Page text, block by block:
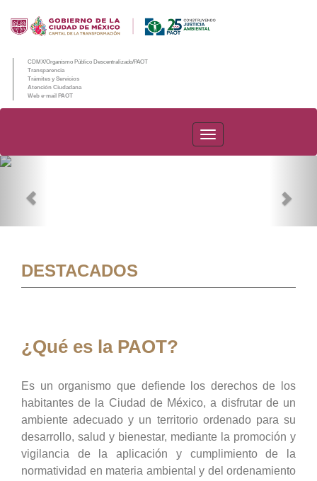
CDMX/Organismo Público Descentralizado/PAOT
Transparencia
Trámites y Servicios
Atención Ciudadana
Web e-mail PAOT
PAOT
DESTACADOS
¿Qué es la PAOT?
Es un organismo que defiende los derechos de los
habitantes de la Ciudad de México, a disfrutar de un
ambiente adecuado y un territorio ordenado para su
desarrollo, salud y bienestar, mediante la promoción y
vigilancia de la aplicación y cumplimiento de la
normatividad en materia ambiental y del ordenamiento